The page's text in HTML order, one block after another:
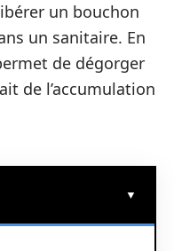
un bouchon
un sanitaire. En
de dégorger
de l’accumulation